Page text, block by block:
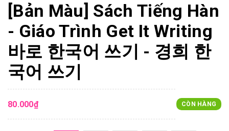
[Bản Màu] Sách Tiếng Hàn
- Giáo Trình Get It Writing
바로 한국어 쓰기 - 경희 한
국어 쓰기
80.000₫ CÒN HÀNG